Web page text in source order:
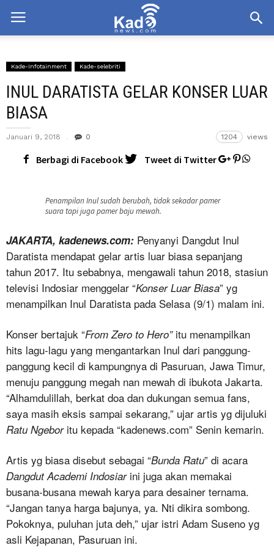
Kade-Infotainment Kade-selebriti
INUL DARATISTA GELAR KONSER LUAR
BIASA
Januari 9, 2018 0 1204 views
Berbagi di Facebook Tweet di Twitter
Penampilan Inul sudah berubah, tidak sekadar pamer
suara tapi juga pamer baju mewah.
JAKARTA, kadenews.com: Penyanyi Dangdut Inul
Daratista mendapat gelar artis luar biasa sepanjang
tahun 2017. Itu sebabnya, mengawali tahun 2018, stasiun
televisi Indosiar menggelar “Konser Luar Biasa” yg
menampilkan Inul Daratista pada Selasa (9/1) malam ini.
Konser bertajuk “From Zero to Hero”itu menampilkan
hits lagu-lagu yang mengantarkan Inul dari panggung-
panggung kecil di kampungnya di Pasuruan, Jawa Timur,
menuju panggung megah nan mewah di ibukota Jakarta.
“Alhamdulillah, berkat doa dan dukungan semua fans,
saya masih eksis sampai sekarang,” ujar artis yg dijuluki
Ratu Ngeboritu kepada “kadenews.com” Senin kemarin.
Artis yg biasa disebut sebagai “Bunda Ratu” di acara
Dangdut Academi Indosiarini juga akan memakai
busana-busana mewah karya para desainer ternama.
“Jangan tanya harga bajunya, ya. Nti dikira sombong.
Pokoknya, puluhan juta deh,” ujar istri Adam Suseno yg
asli Kejapanan, Pasuruan ini.